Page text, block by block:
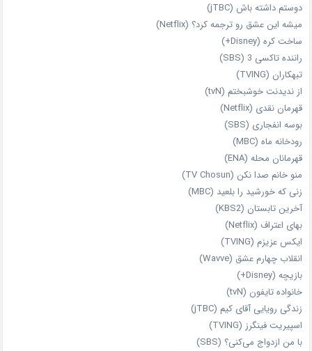
دوستم داشته باش (jTBC)
میشه این عشق رو ترجمه کرد؟ (Netflix)
ساخت کره (Disney+)
راننده تاکسی 3 (SBS)
تبهکاران (TVING)
از ندیدنت خوشبختم (tvN)
قهرمان نقدی (Netflix)
بوسه انفجاری (SBS)
رودخانه ماه (MBC)
قهرمانان محله (ENA)
منو خانم صدا نکن (TV Chosun)
زنی که خورشید را بلعید (MBC)
آخرین تابستان (KBS2)
بهای اعتراف (Netflix)
ایکس عزیزم (TVING)
انقلاب چهارم عشق (Wavve)
بازیچه (Disney+)
خانواده تایفون (tvN)
زندگی رویایی آقای کیم (jTBC)
اسپیریت فینگرز (TVING)
با من ازدواج می‌کنی؟ (SBS)